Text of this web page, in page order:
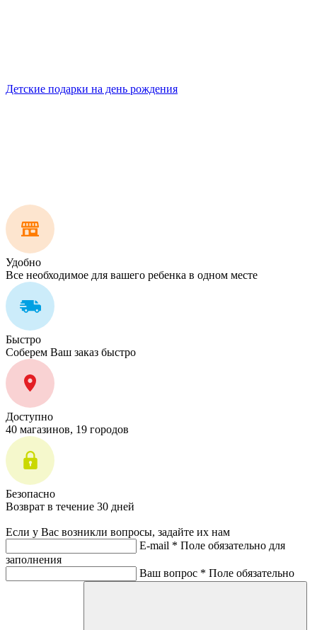
Детские подарки на день рождения
Удобно
Все необходимое для вашего ребенка в одном месте
Быстро
Соберем Ваш заказ быстро
Доступно
40 магазинов, 19 городов
Безопасно
Возврат в течение 30 дней
Если у Вас возникли вопросы, задайте их нам
E-mail * Поле обязательно для
заполнения
Ваш вопрос * Поле обязательно